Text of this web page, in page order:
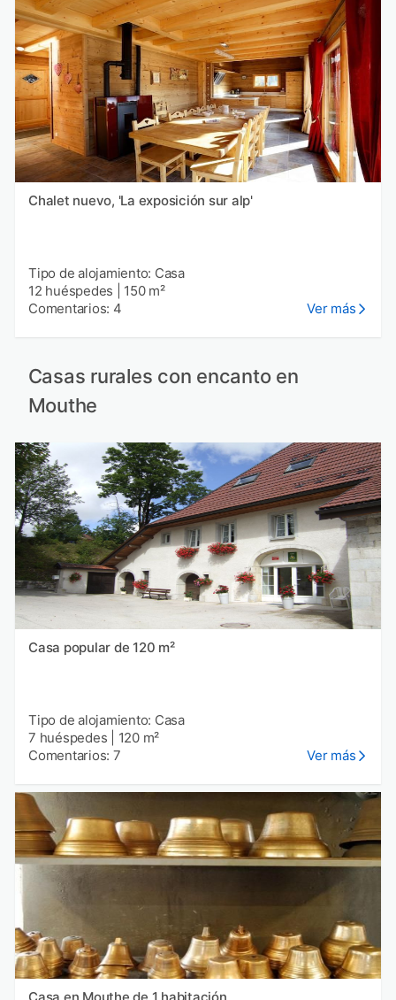
Chalet nuevo, 'La exposición sur alp'
Tipo de alojamiento: Casa
12 huéspedes
150 m²
Comentarios: 4
Ver más
Casas rurales con encanto en
Mouthe
Casa popular de 120 m²
Tipo de alojamiento: Casa
7 huéspedes
120 m²
Comentarios: 7
Ver más
Casa en Mouthe de 1 habitación